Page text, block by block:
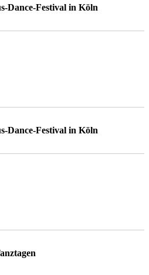
Dance-Festival in Köln
Dance-Festival in Köln